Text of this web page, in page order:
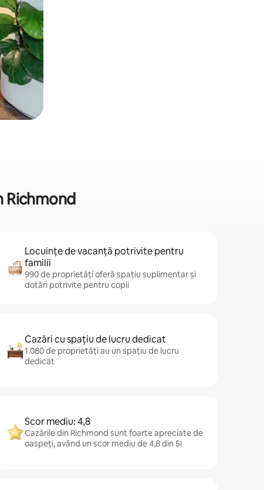
Richmond
Locuințe de vacanță potrivite pentru
familii
990 de proprietăți oferă spațiu suplimentar și
dotări potrivite pentru copii
Cazări cu spațiu de lucru dedicat
1.080 de proprietăți au un spațiu de lucru
dedicat
Scor mediu: 4,8
Cazările din Richmond sunt foarte apreciate de
oaspeți, având un scor mediu de 4,8 din 5!